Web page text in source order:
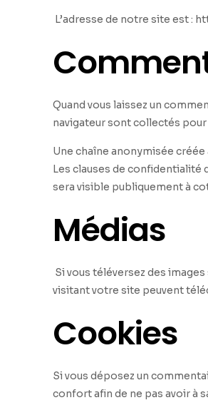
L’adresse de notre site est :
Quand vous laissez un
navigateur sont collectés
Une chaîne anonymisée
Les clauses de
sera visible publiquement à
Médias
Si vous téléversez des
visitant votre site peuvent
Cookies
Si vous déposez un
confort afin de ne pas avoir à